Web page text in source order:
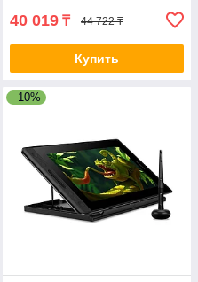
40 019 ₸ 44 722 ₸
Купить
–10%